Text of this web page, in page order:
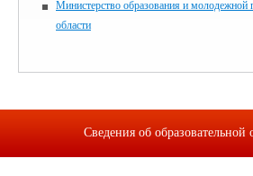
Министерство образования и молодежной
области
Сведения об образовательной